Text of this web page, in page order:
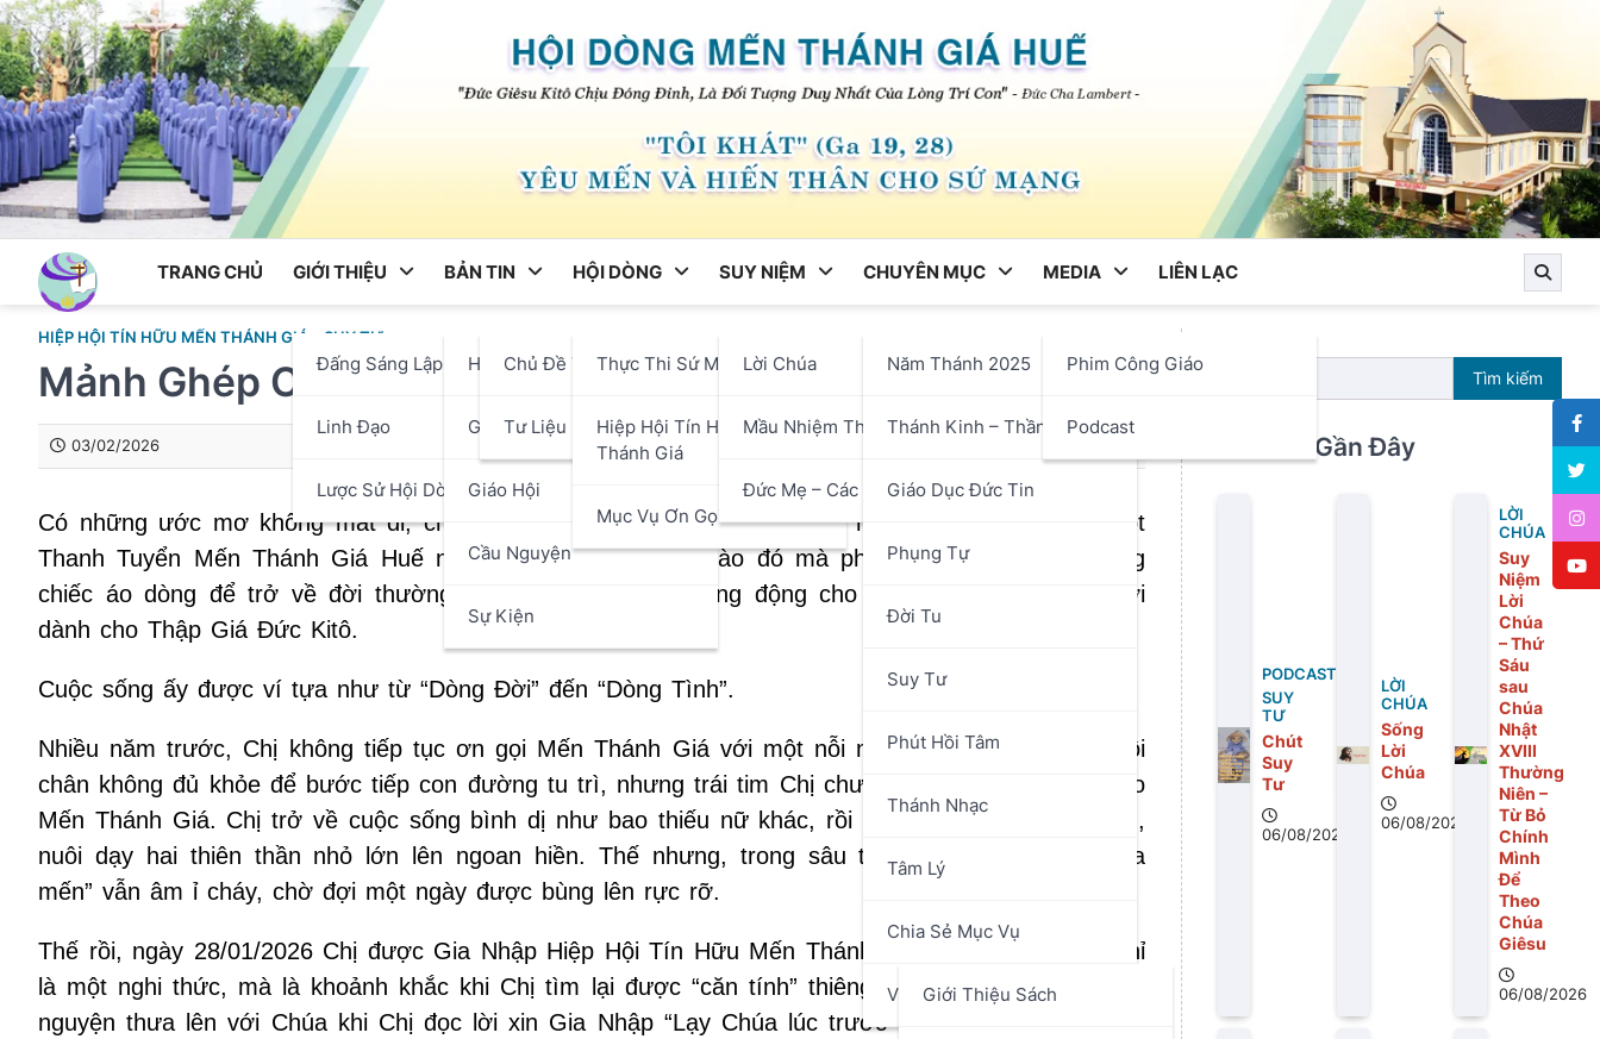
Skip
to
content
TRANG CHỦ GIỚI THIỆU
Đấng Sáng Lập
Linh Đạo
Lược Sử Hội Dòng
BẢN TIN
Hội Dòng
Chủ Đề Tháng
Tư Liệu
Giáo Phận
Giáo Hội
Cầu Nguyện
Sự Kiện
HỘI DÒNG
Thực Thi Sứ Mạng
Hiệp Hội Tín Hữu Mến
Thánh Giá
Mục Vụ Ơn Gọi
SUY NIỆM
Lời Chúa
Mầu Nhiệm Thánh Giá
Đức Mẹ – Các Thánh
CHUYÊN MỤC
Năm Thánh 2025
Thánh Kinh – Thần Học
Giáo Dục Đức Tin
Phụng Tự
Đời Tu
Suy Tư
Phút Hồi Tâm
Thánh Nhạc
Tâm Lý
Chia Sẻ Mục Vụ
Văn Hóa Nghệ Thuật
Giới Thiệu Sách
MEDIA
Phim Công Giáo
Podcast
LIÊN LẠC
HIỆP HỘI TÍN HỮU MẾN THÁNH GIÁ SUY TƯ
Mảnh Ghép Cuối Cùng Cho Một Trái Tim Hiến Dâng
03/02/2026
Có những ước mơ không mất đi, chúng chỉ chọn một cách khác để nở hoa. Câu chuyện của một
Thanh Tuyển Mến Thánh Giá Huế năm nào, vì một lý do nào đó mà phải gác lại ước mơ mang
chiếc áo dòng để trở về đời thường là một minh chứng sống động cho tình yêu không biên giới
dành cho Thập Giá Đức Kitô.
Cuộc sống ấy được ví tựa như từ “Dòng Đời” đến “Dòng Tình”.
Nhiều năm trước, Chị không tiếp tục ơn gọi Mến Thánh Giá với một nỗi niềm dang dở. Khi ấy, đôi
chân không đủ khỏe để bước tiếp con đường tu trì, nhưng trái tim Chị chưa bao giờ rời xa Linh đạo
Mến Thánh Giá. Chị trở về cuộc sống bình dị như bao thiếu nữ khác, rồi xây dựng tổ ấm gia đình,
nuôi dạy hai thiên thần nhỏ lớn lên ngoan hiền. Thế nhưng, trong sâu thẳm tâm hồn, “ngọn lửa
mến” vẫn âm ỉ cháy, chờ đợi một ngày được bùng lên rực rỡ.
Thế rồi, ngày 28/01/2026 Chị được Gia Nhập Hiệp Hội Tín Hữu Mến Thánh Giá Huế. Đây không chỉ
là một nghi thức, mà là khoảnh khắc khi Chị tìm lại được “căn tính” thiêng liêng của mình. Lời cầu
nguyện thưa lên với Chúa khi Chị đọc lời xin Gia Nhập “Lạy Chúa lúc trước con không đi tu được,
Tìm kiếm
Bài Viết Gần Đây
PODCAST
SUY
TƯ
Chút
Suy
Tư
06/08/2026
LỜI
CHÚA
Sống
Lời
Chúa
06/08/2026
LỜI
CHÚA
Suy
Niệm
Lời
Chúa
– Thứ
Sáu
sau
Chúa
Nhật
XVIII
Thường
Niên –
Từ Bỏ
Chính
Mình
Để
Theo
Chúa
Giêsu
06/08/2026